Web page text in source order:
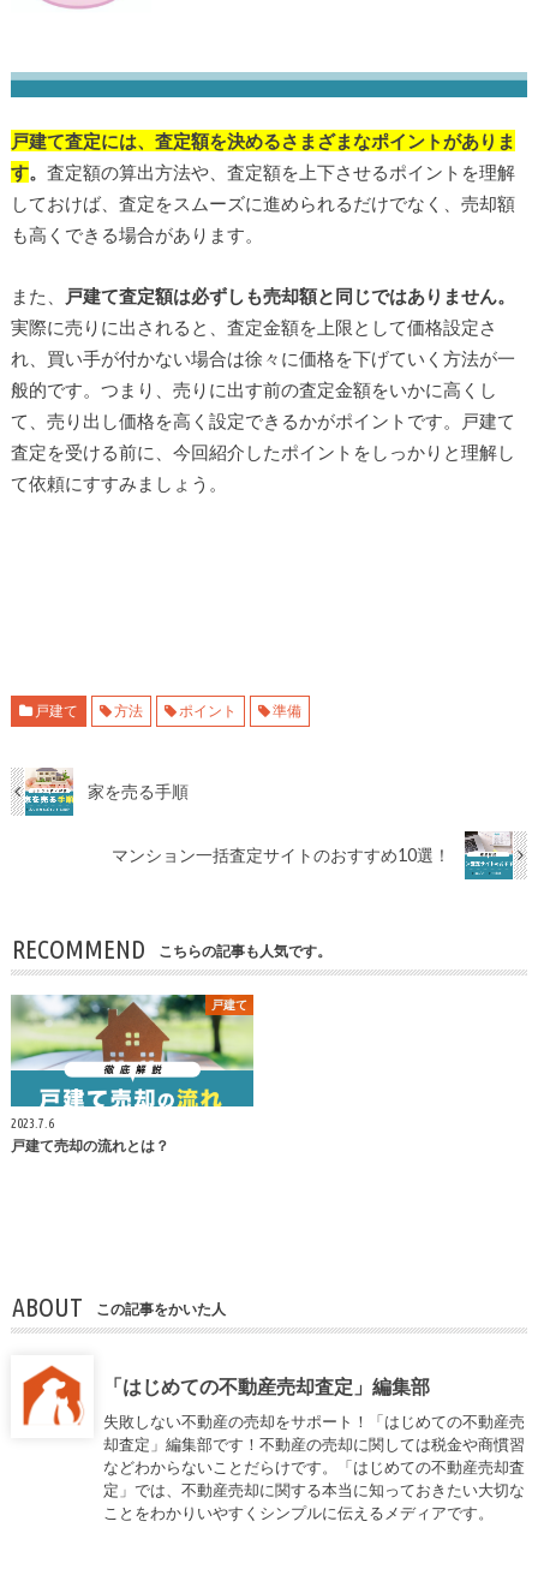
戸建て査定には、査定額を決めるさまざまなポイントがありま
す。 査定額の算出方法や、査定額を上下させるポイントを理解
しておけば、査定をスムーズに進められるだけでなく、売却額
も高くできる場合があります。
また、
戸建て査定額は必ずしも売却額と同じではありません。
実際に売りに出されると、査定金額を上限として価格設定さ
れ、買い手が付かない場合は徐々に価格を下げていく方法が一
般的です。つまり、売りに出す前の査定金額をいかに高くし
て、売り出し価格を高く設定できるかがポイントです。戸建て
査定を受ける前に、今回紹介したポイントをしっかりと理解し
て依頼にすすみましょう。
戸建て 方法 ポイント 準備
家を売る手順
マンション一括査定サイトのおすすめ10選！
RECOMMEND こちらの記事も人気です。
戸建て
2023.7.6
戸建て売却の流れとは？
ABOUT この記事をかいた人
「はじめての不動産売却査定」編集部
失敗しない不動産の売却をサポート！「はじめての不動産売
却査定」編集部です！不動産の売却に関しては税金や商慣習
などわからないことだらけです。「はじめての不動産売却査
定」では、不動産売却に関する本当に知っておきたい大切な
ことをわかりいやすくシンプルに伝えるメディアです。